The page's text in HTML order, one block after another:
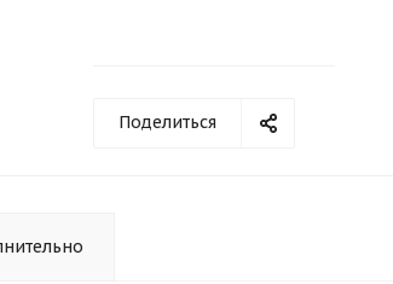
Поделиться